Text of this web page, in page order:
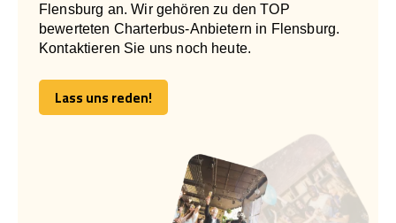
Flensburg an. Wir gehören zu den TOP
bewerteten Charterbus-Anbietern in Flensburg.
Kontaktieren Sie uns noch heute.
Lass uns reden!
Lass uns reden!